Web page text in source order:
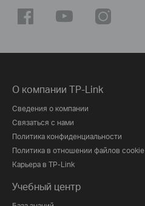
О компании TP-Link
Сведения о компании
Связаться с нами
Политика конфиденциальности
Политика в отношении файлов cookie
Карьера в TP-Link
Учебный центр